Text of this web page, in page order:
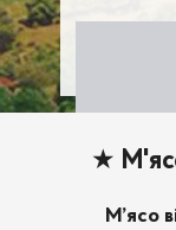
★
М’ясо